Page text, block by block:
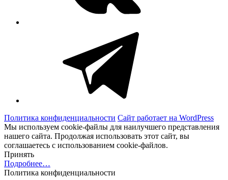
Политика конфиденциальности Сайт работает на WordPress
Мы используем cookie-файлы для наилучшего представления
нашего сайта. Продолжая использовать этот сайт, вы
соглашаетесь с использованием cookie-файлов.
Принять
Подробнее…
Политика конфиденциальности